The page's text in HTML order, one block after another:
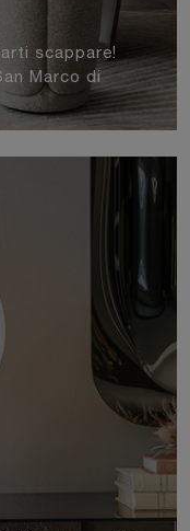
scappare!
Marco di